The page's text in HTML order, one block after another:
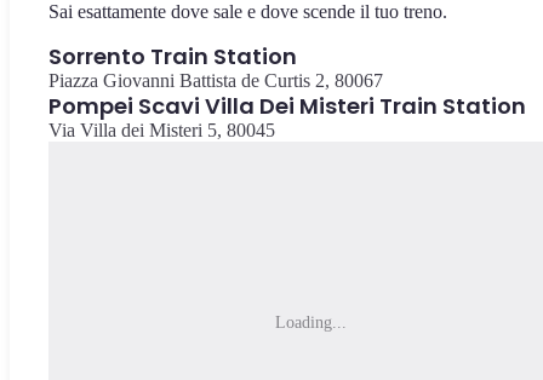
Sai esattamente dove sale e dove scende il tuo treno.
Sorrento Train Station
Piazza Giovanni Battista de Curtis 2, 80067
Pompei Scavi Villa Dei Misteri Train Station
Via Villa dei Misteri 5, 80045
Loading...